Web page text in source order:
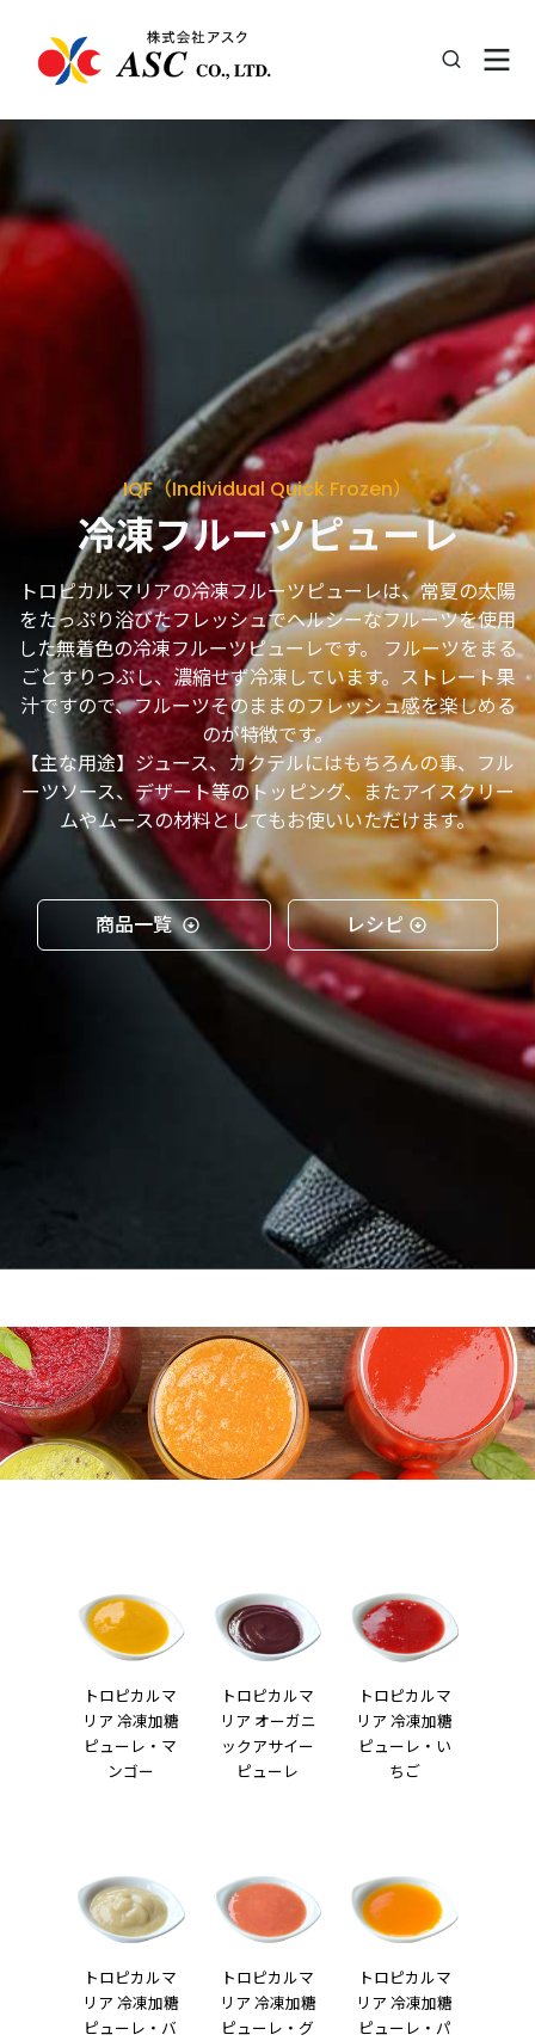
IQF（Individual Quick Frozen）
冷凍フルーツピューレ
トロピカルマリアの冷凍フルーツピューレは、常夏の太陽
をたっぷり浴びたフレッシュでヘルシーなフルーツを使用
した無着色の冷凍フルーツピューレです。 フルーツをまる
ごとすりつぶし、濃縮せず冷凍しています。ストレート果
汁ですので、フルーツそのままのフレッシュ感を楽しめる
のが特徴です。
【主な用途】ジュース、カクテルにはもちろんの事、フル
ーツソース、デザート等のトッピング、またアイスクリー
ムやムースの材料としてもお使いいただけます。
商品一覧 レシピ
トロピカルマ
リア 冷凍加糖
ピューレ・マ
ンゴー
トロピカルマ
リア オーガニ
ックアサイー
ピューレ
トロピカルマ
リア 冷凍加糖
ピューレ・い
ちご
トロピカルマ
リア 冷凍加糖
ピューレ・バ
トロピカルマ
リア 冷凍加糖
ピューレ・グ
トロピカルマ
リア 冷凍加糖
ピューレ・パ